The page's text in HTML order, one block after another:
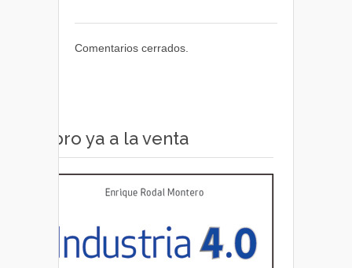
Comentarios cerrados.
Libro ya a la venta